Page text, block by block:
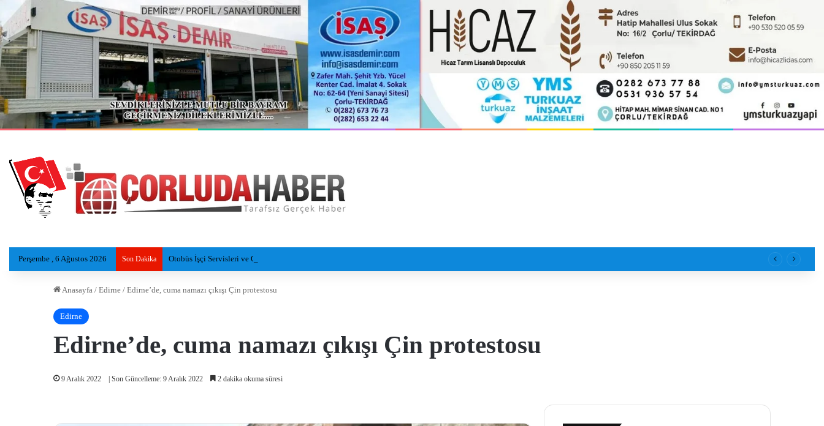
Perşembe , 6 Ağustos 2026 Son Dakika Otobüs İşçi Servisleri ve Otomobile Çarptı: 29 Yaralı
Anasayfa / Edirne / Edirne’de, cuma namazı çıkışı Çin protestosu
Edirne
Edirne’de, cuma namazı çıkışı Çin protestosu
9 Aralık 2022 | Son Güncelleme: 9 Aralık 2022 2 dakika okuma süresi